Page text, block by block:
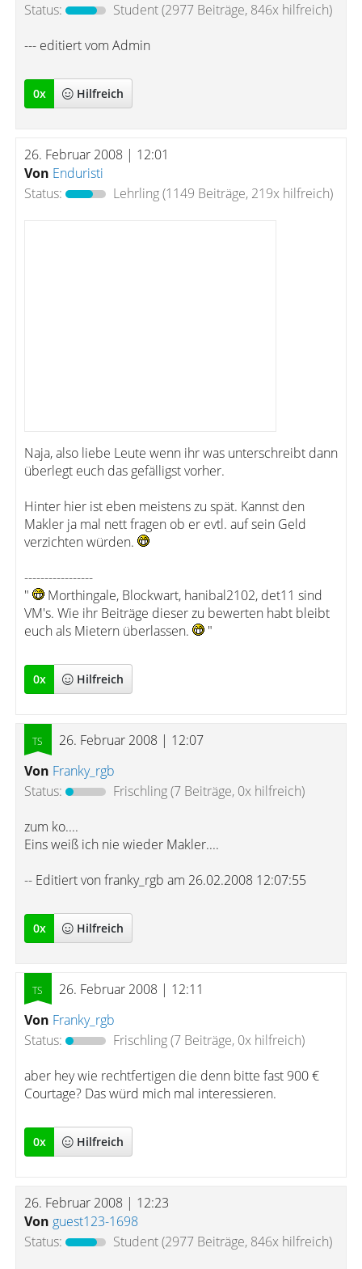
Status:
Student(2977 Beiträge, 846x hilfreich)
--- editiert vom Admin
0x Hilfreich
26. Februar 2008 | 12:01
Von Enduristi
Status:
Lehrling(1149 Beiträge, 219x hilfreich)
Naja, also liebe Leute wenn ihr was unterschreibt dann
überlegt euch das gefälligst vorher.
Hinter hier ist eben meistens zu spät. Kannst den
Makler ja mal nett fragen ob er evtl. auf sein Geld
verzichten würden.
-----------------
"
Morthingale, Blockwart, hanibal2102, det11 sind
VM's. Wie ihr Beiträge dieser zu bewerten habt bleibt
euch als Mietern überlassen.
"
0x Hilfreich
26. Februar 2008 | 12:07
Von Franky_rgb
Status:
Frischling(7 Beiträge, 0x hilfreich)
zum ko....
Eins weiß ich nie wieder Makler....
-- Editiert von franky_rgb am 26.02.2008 12:07:55
0x Hilfreich
26. Februar 2008 | 12:11
Von Franky_rgb
Status:
Frischling(7 Beiträge, 0x hilfreich)
aber hey wie rechtfertigen die denn bitte fast 900 €
Courtage? Das würd mich mal interessieren.
0x Hilfreich
26. Februar 2008 | 12:23
Von guest123-1698
Status:
Student(2977 Beiträge, 846x hilfreich)